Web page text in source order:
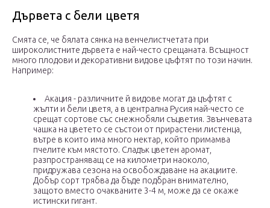
Дървета с бели цветя
Смята се, че бялата сянка на венчелистчетата при
широколистните дървета е най-често срещаната. Всъщност
много плодови и декоративни видове цъфтят по този начин.
Например:
Акация - различните й видове могат да цъфтят с
жълти и бели цветя, а в централна Русия най-често се
срещат сортове със снежнобяли съцветия. Звънчевата
чашка на цветето се състои от прирастени листенца,
вътре в които има много нектар, който примамва
пчелите към мястото. Сладък цветен аромат,
разпространяващ се на километри наоколо,
придружава сезона на освобождаване на акациите.
Добър сорт трябва да бъде подбран внимателно,
защото вместо очакваните 3-4 м, може да се окаже
истински гигант.